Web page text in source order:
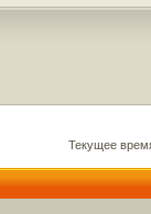
Текущее